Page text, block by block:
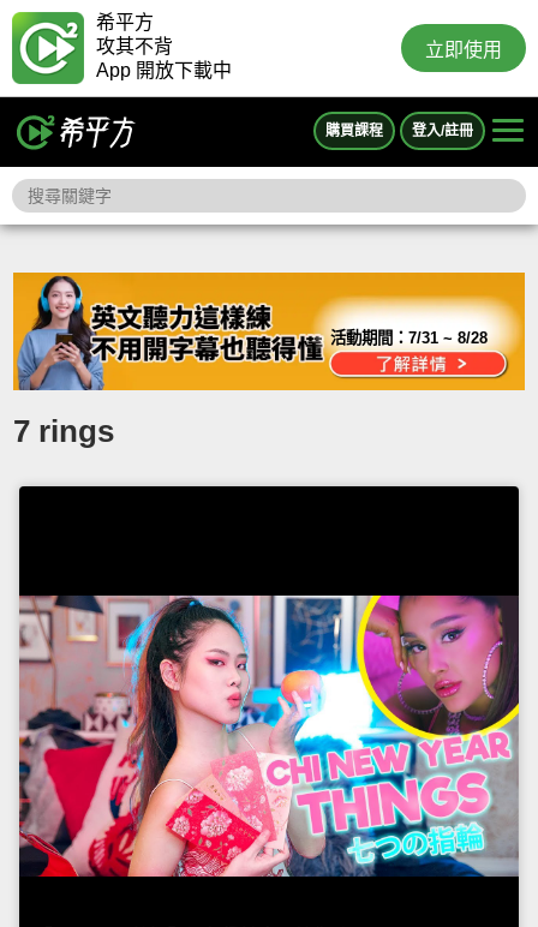
希平方
攻其不背
App 開放下載中
立即使用
購買課程 登入/註冊
活動期間：7/31 ~ 8/28
7 rings